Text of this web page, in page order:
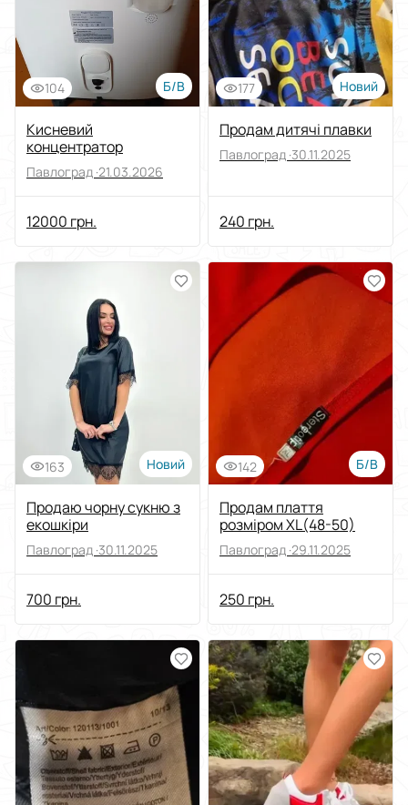
104 Б/В
Кисневий
концентратор
Павлоград ·21.03.2026
12000 грн.
177 Новий
Продам дитячі плавки
Павлоград ·30.11.2025
240 грн.
163 Новий
Продаю чорну сукню з
екошкіри
Павлоград ·30.11.2025
700 грн.
142 Б/В
Продам плаття
розміром XL(48-50)
Павлоград ·29.11.2025
250 грн.